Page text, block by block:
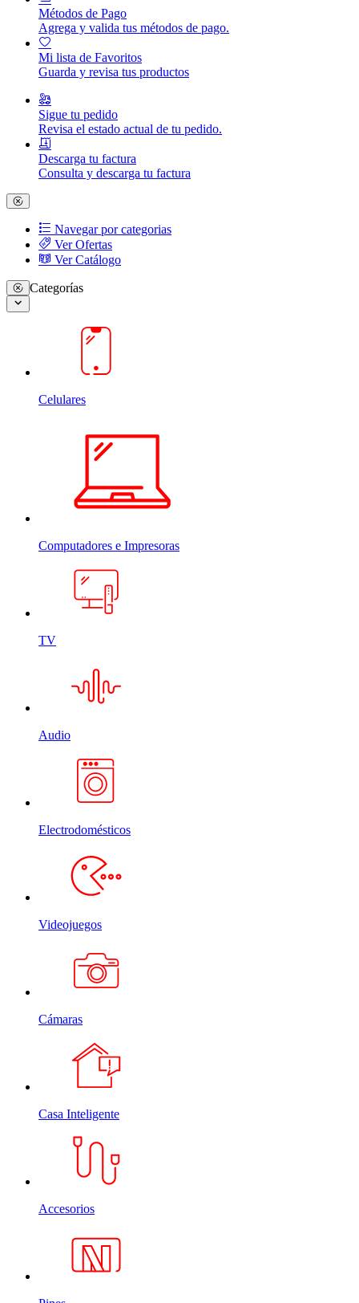
Métodos de Pago
Agrega y valida tus métodos de pago.
Mi lista de Favoritos
Guarda y revisa tus productos
Sigue tu pedido
Revisa el estado actual de tu pedido.
Descarga tu factura
Consulta y descarga tu factura
Navegar por categorias
Ver Ofertas
Ver Catálogo
Categorías
Celulares
Computadores e Impresoras
TV
Audio
Electrodomésticos
Videojuegos
Cámaras
Casa Inteligente
Accesorios